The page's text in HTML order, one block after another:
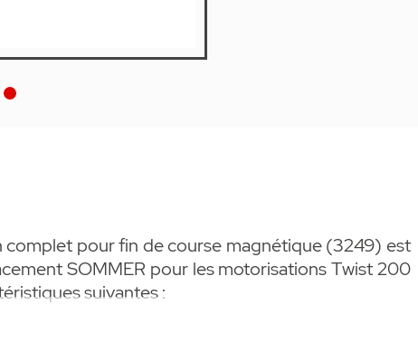
complet pour fin de course magnétique (3249) est
SOMMER pour les motorisations Twist 200
suivantes :
Twist 200 E et 200 EL